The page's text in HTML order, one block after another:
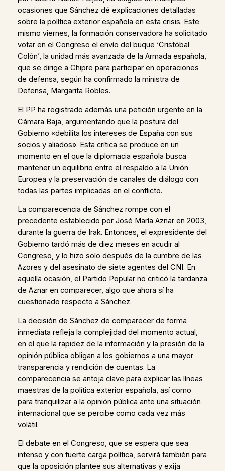
ocasiones que Sánchez dé explicaciones detalladas
sobre la política exterior española en esta crisis. Este
mismo viernes, la formación conservadora ha solicitado
votar en el Congreso el envío del buque ‘Cristóbal
Colón’, la unidad más avanzada de la Armada española,
que se dirige a Chipre para participar en operaciones
de defensa, según ha confirmado la ministra de
Defensa, Margarita Robles.
El PP ha registrado además una petición urgente en la
Cámara Baja, argumentando que la postura del
Gobierno «debilita los intereses de España con sus
socios y aliados». Esta crítica se produce en un
momento en el que la diplomacia española busca
mantener un equilibrio entre el respaldo a la Unión
Europea y la preservación de canales de diálogo con
todas las partes implicadas en el conflicto.
La comparecencia de Sánchez rompe con el
precedente establecido por José María Aznar en 2003,
durante la guerra de Irak. Entonces, el expresidente del
Gobierno tardó más de diez meses en acudir al
Congreso, y lo hizo solo después de la cumbre de las
Azores y del asesinato de siete agentes del CNI. En
aquella ocasión, el Partido Popular no criticó la tardanza
de Aznar en comparecer, algo que ahora sí ha
cuestionado respecto a Sánchez.
La decisión de Sánchez de comparecer de forma
inmediata refleja la complejidad del momento actual,
en el que la rapidez de la información y la presión de la
opinión pública obligan a los gobiernos a una mayor
transparencia y rendición de cuentas. La
comparecencia se antoja clave para explicar las líneas
maestras de la política exterior española, así como
para tranquilizar a la opinión pública ante una situación
internacional que se percibe como cada vez más
volátil.
El debate en el Congreso, que se espera que sea
intenso y con fuerte carga política, servirá también para
que la oposición plantee sus alternativas y exija